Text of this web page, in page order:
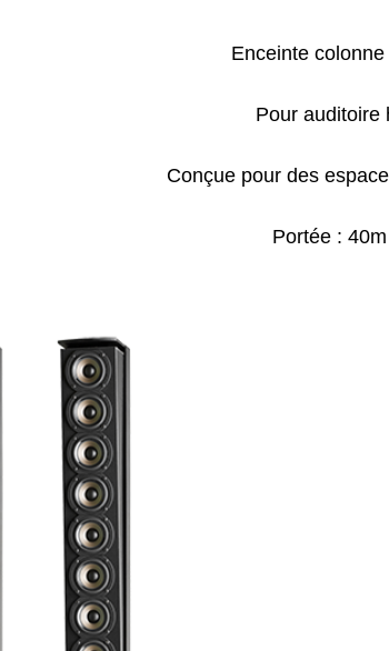
Enceinte
Pour auditoire
Conçue pour des
Portée :